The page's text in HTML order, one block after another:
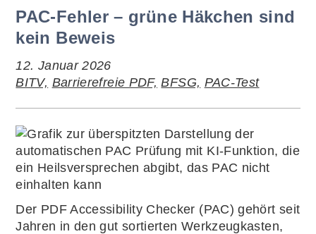
PAC-Fehler – grüne Häkchen sind
kein Beweis
12. Januar 2026
BITV, Barrierefreie PDF, BFSG, PAC-Test
Der PDF Accessibility Checker (PAC) gehört seit
Jahren in den gut sortierten Werkzeugkasten,